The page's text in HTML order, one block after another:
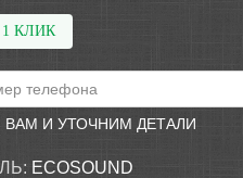
КЛИК
И УТОЧНИМ ДЕТАЛИ
ECOSOUND